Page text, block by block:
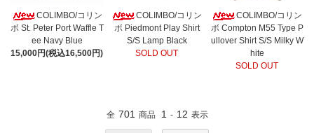
COLIMBO/コリン
ボ St. Peter Port Waffle T
ee Navy Blue
15,000円(税込16,500円)
COLIMBO/コリン
ボ Piedmont Play Shirt
S/S Lamp Black
SOLD OUT
COLIMBO/コリン
ボ Compton M55 Type P
ullover Shirt S/S Milky W
hite
SOLD OUT
全 701 商品 1 - 12 表示